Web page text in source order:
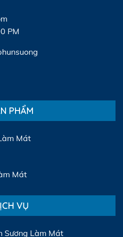
PM
PHẨM
Mát
Mát
VỤ
Sương Làm Mát